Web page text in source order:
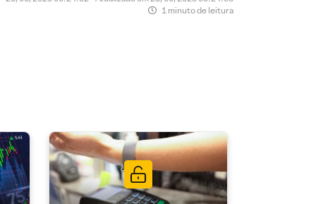
1 minuto de leitura